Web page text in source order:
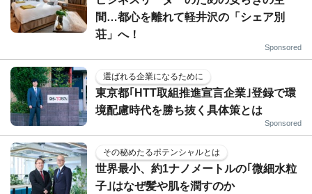
間…都心を離れて軽井沢の「シェア別
荘」へ！
Sponsored
選ばれる企業になるために
東京都｢HTT取組推進宣言企業｣登録で環
境配慮時代を勝ち抜く具体策とは
Sponsored
その秘めたるポテンシャルとは
世界最小、約1ナノメートルの｢微細水粒
子｣はなぜ髪や肌を潤すのか